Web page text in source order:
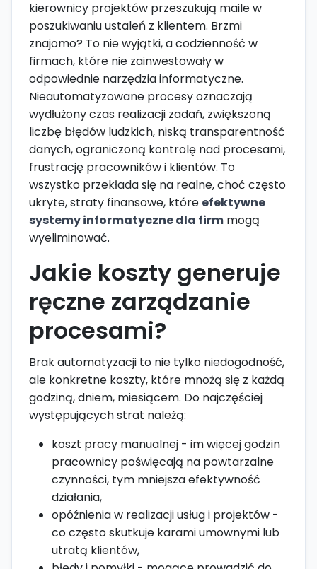
kierownicy projektów przeszukują maile w
poszukiwaniu ustaleń z klientem. Brzmi
znajomo? To nie wyjątki, a codzienność w
firmach, które nie zainwestowały w
odpowiednie narzędzia informatyczne.
Nieautomatyzowane procesy oznaczają
wydłużony czas realizacji zadań, zwiększoną
liczbę błędów ludzkich, niską transparentność
danych, ograniczoną kontrolę nad procesami,
frustrację pracowników i klientów. To
wszystko przekłada się na realne, choć często
ukryte, straty finansowe, które efektywne
systemy informatyczne dla firm mogą
wyeliminować.
Jakie koszty generuje
ręczne zarządzanie
procesami?
Brak automatyzacji to nie tylko niedogodność,
ale konkretne koszty, które mnożą się z każdą
godziną, dniem, miesiącem. Do najczęściej
występujących strat należą:
koszt pracy manualnej - im więcej godzin
pracownicy poświęcają na powtarzalne
czynności, tym mniejsza efektywność
działania,
opóźnienia w realizacji usług i projektów -
co często skutkuje karami umownymi lub
utratą klientów,